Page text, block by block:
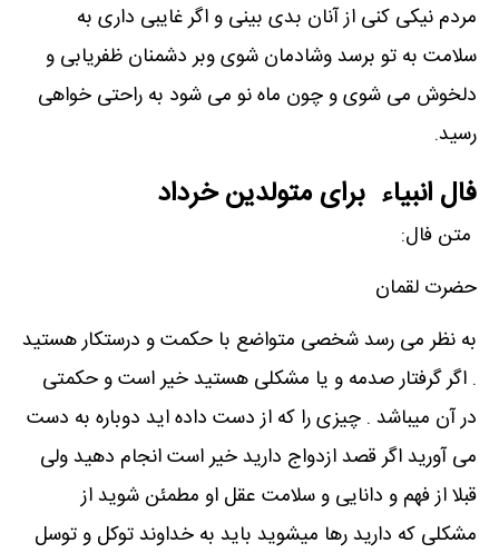
مردم نیکی کنی از آنان بدی بینی و اگر غایبی داری به
سلامت به تو برسد وشادمان شوی وبر دشمنان ظفریابی و
دلخوش می شوی و چون ماه نو می شود به راحتی خواهی
رسید.
فال انبیاء برای متولدین خرداد
متن فال:
حضرت لقمان
به نظر می رسد شخصی متواضع با حکمت و درستکار هستید
. اگر گرفتار صدمه و یا مشکلی هستید خیر است و حکمتی
در آن میباشد . چیزی را که از دست داده اید دوباره به دست
می آورید اگر قصد ازدواج دارید خیر است انجام دهید ولی
قبلا از فهم و دانایی و سلامت عقل او مطمئن شوید از
مشکلی که دارید رها میشوید باید به خداوند توکل و توسل